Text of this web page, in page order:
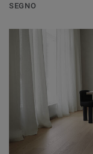
SEGNO